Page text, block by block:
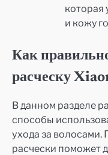
которая
и кожу
Как
расческу
В данном разделе
способы
ухода за
расчески поможет